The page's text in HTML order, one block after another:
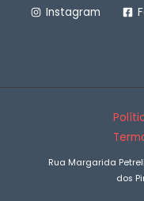
Instagram
Rua Margarida
dos